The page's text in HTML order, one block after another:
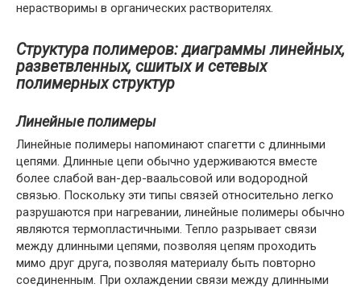
нерастворимы в органических растворителях.
Структура полимеров: диаграммы линейных,
разветвленных, сшитых и сетевых
полимерных структур
Линейные полимеры
Линейные полимеры напоминают спагетти с длинными
цепями. Длинные цепи обычно удерживаются вместе
более слабой ван-дер-ваальсовой или водородной
связью. Поскольку эти типы связей относительно легко
разрушаются при нагревании, линейные полимеры обычно
являются термопластичными. Тепло разрывает связи
между длинными цепями, позволяя цепям проходить
мимо друг друга, позволяя материалу быть повторно
соединенным. При охлаждении связи между длинными